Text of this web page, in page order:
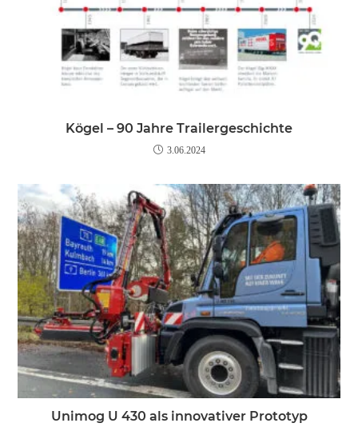
Kögel – 90 Jahre Trailergeschichte
3.06.2024
Unimog U 430 als innovativer Prototyp